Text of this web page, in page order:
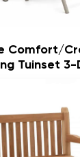
Comfort/
Tuinset 3-